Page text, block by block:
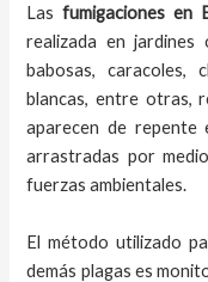
Las fumigaciones en
realizada en jardines
babosas, caracoles,
blancas, entre otras,
aparecen de repente
arrastradas por
fuerzas ambientales.
El método utilizado
demás plagas es